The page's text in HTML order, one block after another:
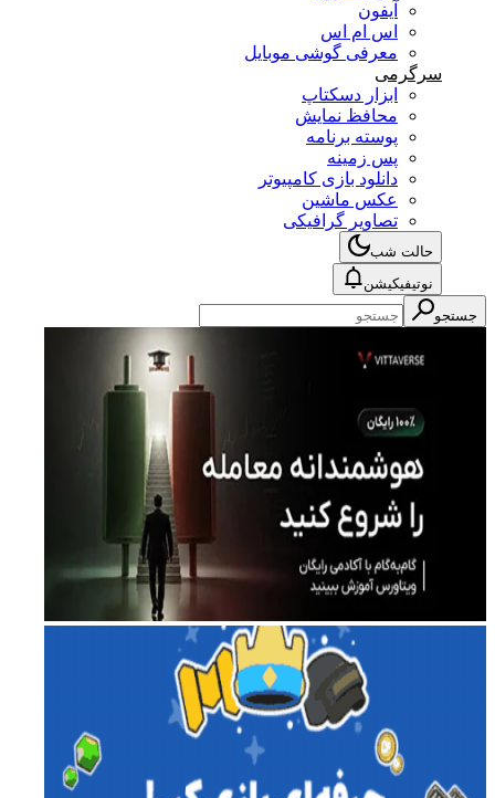
آیفون
اس ام اس
معرفی گوشی موبایل
سرگرمی
ابزار دسکتاپ
محافظ نمایش
پوسته برنامه
پس زمینه
دانلود بازی کامپیوتر
عکس ماشین
تصاویر گرافیکی
حالت شب
نوتیفیکیشن
جستجو